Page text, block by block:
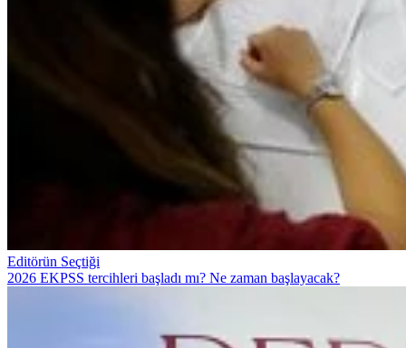
Editörün Seçtiği
2026 EKPSS tercihleri başladı mı? Ne zaman başlayacak?